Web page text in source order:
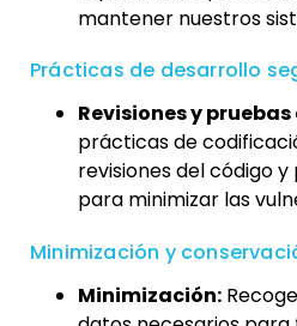
mantener nuestros
Prácticas de desarrollo
Revisiones y
prácticas de
revisiones del código
para minimizar las
Minimización y
Minimización: